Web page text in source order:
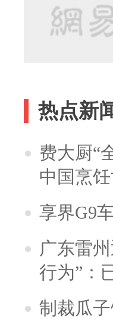
热点新
费大厨“
中国烹
享界G9
广东雷
行为”：
制裁瓜